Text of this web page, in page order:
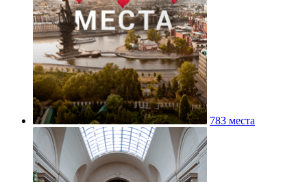
783 места